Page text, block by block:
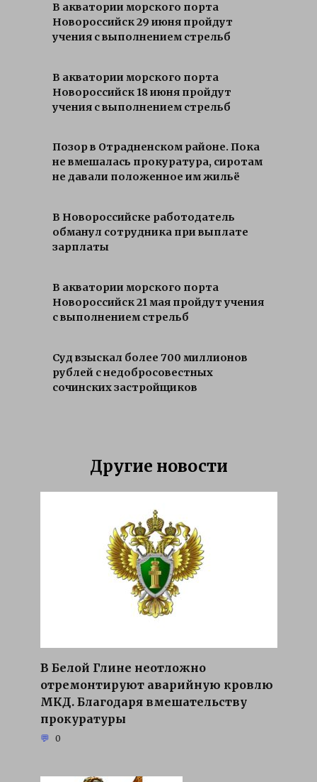
В акватории морского порта
Новороссийск 29 июня пройдут
учения с выполнением стрельб
В акватории морского порта
Новороссийск 18 июня пройдут
учения с выполнением стрельб
Позор в Отрадненском районе. Пока
не вмешалась прокуратура, сиротам
не давали положенное им жильё
В Новороссийске работодатель
обманул сотрудника при выплате
зарплаты
В акватории морского порта
Новороссийск 21 мая пройдут учения
с выполнением стрельб
Суд взыскал более 700 миллионов
рублей с недобросовестных
сочинских застройщиков
Другие новости
В Белой Глине неотложно
отремонтируют аварийную кровлю
МКД. Благодаря вмешательству
прокуратуры
0